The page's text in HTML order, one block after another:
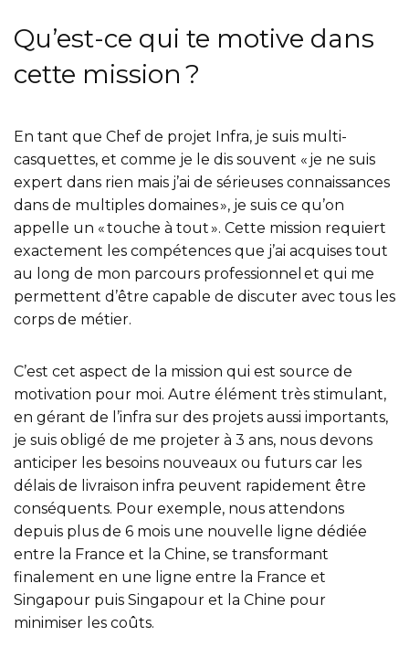
Qu’est-ce qui te motive dans
cette mission ?
En tant que Chef de projet Infra, je suis multi-
casquettes, et comme je le dis souvent « je ne suis
expert dans rien mais j’ai de sérieuses connaissances
dans de multiples domaines », je suis ce qu’on
appelle un « touche à tout ». Cette mission requiert
exactement les compétences que j’ai acquises tout
au long de mon parcours professionnel et qui me
permettent d’être capable de discuter avec tous les
corps de métier.
C’est cet aspect de la mission qui est source de
motivation pour moi. Autre élément très stimulant,
en gérant de l’infra sur des projets aussi importants,
je suis obligé de me projeter à 3 ans, nous devons
anticiper les besoins nouveaux ou futurs car les
délais de livraison infra peuvent rapidement être
conséquents. Pour exemple, nous attendons
depuis plus de 6 mois une nouvelle ligne dédiée
entre la France et la Chine, se transformant
finalement en une ligne entre la France et
Singapour puis Singapour et la Chine pour
minimiser les coûts.